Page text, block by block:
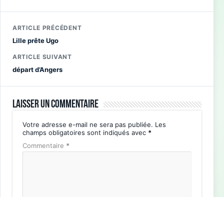
ARTICLE PRÉCÉDENT
Lille prête Ugo
ARTICLE SUIVANT
départ d’Angers
Laisser un commentaire
Votre adresse e-mail ne sera pas publiée. Les
champs obligatoires sont indiqués avec *
Commentaire *